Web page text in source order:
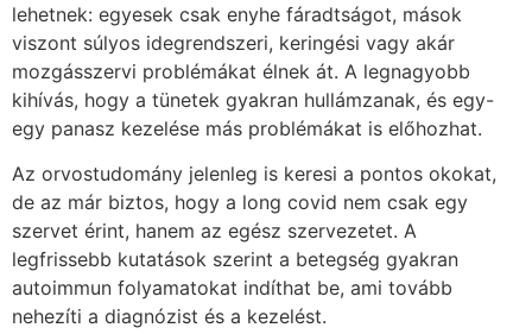
lehetnek: egyesek csak enyhe fáradtságot, mások
viszont súlyos idegrendszeri, keringési vagy akár
mozgásszervi problémákat élnek át. A legnagyobb
kihívás, hogy a tünetek gyakran hullámzanak, és egy-
egy panasz kezelése más problémákat is előhozhat.
Az orvostudomány jelenleg is keresi a pontos okokat,
de az már biztos, hogy a long covid nem csak egy
szervet érint, hanem az egész szervezetet. A
legfrissebb kutatások szerint a betegség gyakran
autoimmun folyamatokat indíthat be, ami tovább
nehezíti a diagnózist és a kezelést.